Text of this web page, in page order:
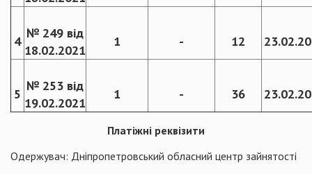
4
№ 249 від
18.02.2021
1 - 12
5
№ 253 від
19.02.2021
1 - 36
Платіжні реквізити
Одержувач: Дніпропетровський обласний центр зайнятості